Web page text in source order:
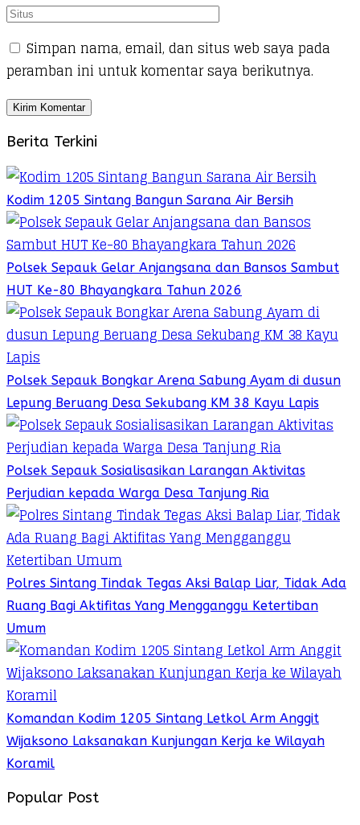
Simpan nama, email, dan situs web saya pada
peramban ini untuk komentar saya berikutnya.
Berita Terkini
Kodim 1205 Sintang Bangun Sarana Air Bersih
Polsek Sepauk Gelar Anjangsana dan Bansos Sambut
HUT Ke-80 Bhayangkara Tahun 2026
Polsek Sepauk Bongkar Arena Sabung Ayam di dusun
Lepung Beruang Desa Sekubang KM 38 Kayu Lapis
Polsek Sepauk Sosialisasikan Larangan Aktivitas
Perjudian kepada Warga Desa Tanjung Ria
Polres Sintang Tindak Tegas Aksi Balap Liar, Tidak Ada
Ruang Bagi Aktifitas Yang Mengganggu Ketertiban
Umum
Komandan Kodim 1205 Sintang Letkol Arm Anggit
Wijaksono Laksanakan Kunjungan Kerja ke Wilayah
Koramil
Popular Post